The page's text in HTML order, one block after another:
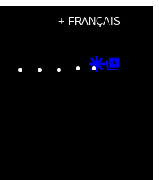
+ FRANÇAIS
Instagram
TikTok
YouTube
Google